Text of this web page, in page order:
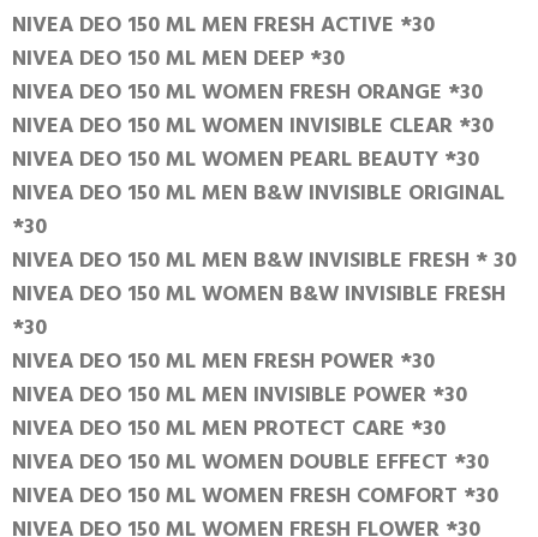
NIVEA DEO 150 ML MEN FRESH ACTIVE *30
NIVEA DEO 150 ML MEN DEEP *30
NIVEA DEO 150 ML WOMEN FRESH ORANGE *30
NIVEA DEO 150 ML WOMEN INVISIBLE CLEAR *30
NIVEA DEO 150 ML WOMEN PEARL BEAUTY *30
NIVEA DEO 150 ML MEN B&W INVISIBLE ORIGINAL
*30
NIVEA DEO 150 ML MEN B&W INVISIBLE FRESH * 30
NIVEA DEO 150 ML WOMEN B&W INVISIBLE FRESH
*30
NIVEA DEO 150 ML MEN FRESH POWER *30
NIVEA DEO 150 ML MEN INVISIBLE POWER *30
NIVEA DEO 150 ML MEN PROTECT CARE *30
NIVEA DEO 150 ML WOMEN DOUBLE EFFECT *30
NIVEA DEO 150 ML WOMEN FRESH COMFORT *30